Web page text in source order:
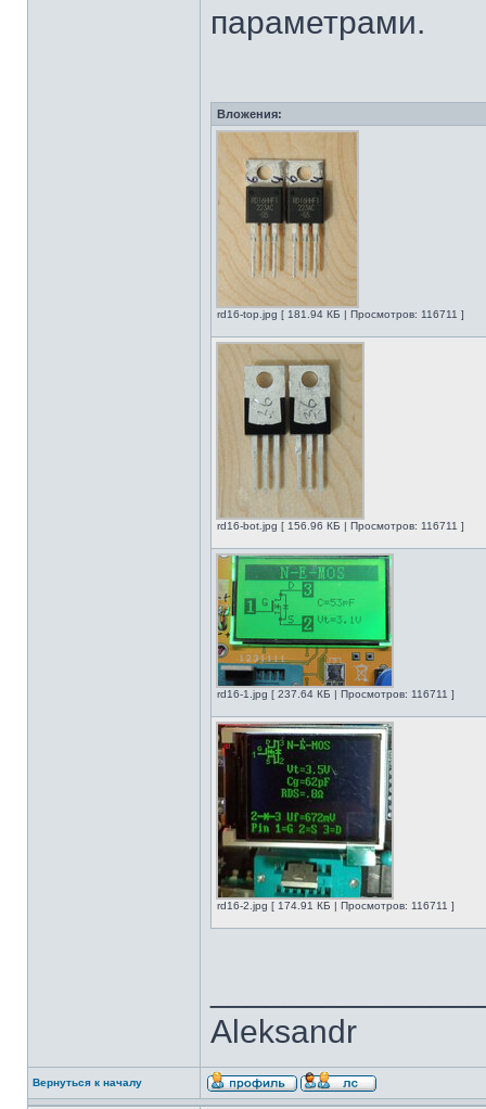
параметрами.
Вложения:
rd16-top.jpg [ 181.94 КБ | Просмотров: 116711 ]
rd16-bot.jpg [ 156.96 КБ | Просмотров: 116711 ]
rd16-1.jpg [ 237.64 КБ | Просмотров: 116711 ]
rd16-2.jpg [ 174.91 КБ | Просмотров: 116711 ]
Aleksandr
Вернуться к началу